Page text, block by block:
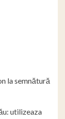
la semnătură
utilizeaza